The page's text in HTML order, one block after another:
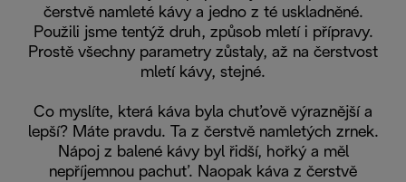
čerstvě namleté kávy a jedno z té uskladněné.
Použili jsme tentýž druh, způsob mletí i přípravy.
Prostě všechny parametry zůstaly, až na čerstvost
mletí kávy, stejné.
Co myslíte, která káva byla chuťově výraznější a
lepší? Máte pravdu. Ta z čerstvě namletých zrnek.
Nápoj z balené kávy byl řidší, hořký a měl
nepříjemnou pachuť. Naopak káva z čerstvě